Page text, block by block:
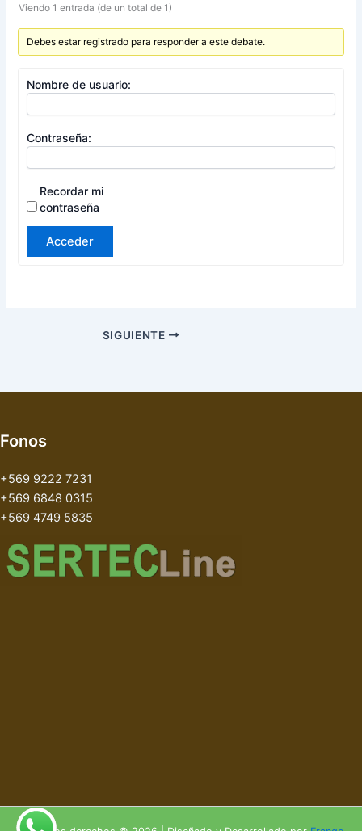
Viendo 1 entrada (de un total de 1)
Debes estar registrado para responder a este debate.
Nombre de usuario:
Contraseña:
Recordar mi
contraseña
Acceder
SIGUIENTE
Fonos
+569 9222 7231
+569 6848 0315
+569 4749 5835